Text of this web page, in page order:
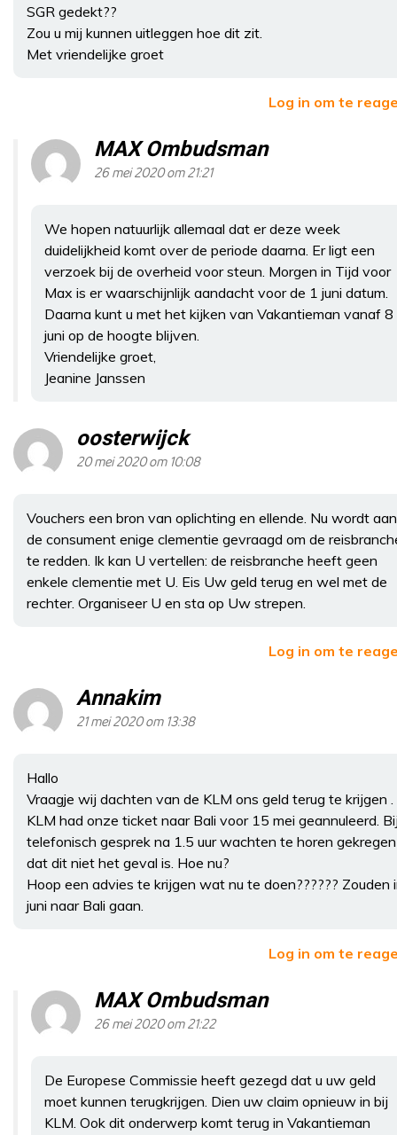
SGR gedekt??
Zou u mij kunnen uitleggen hoe dit zit.
Met vriendelijke groet
Log in om te
MAX Ombudsman
26 mei 2020 om 21:21
We hopen natuurlijk allemaal dat er deze week
duidelijkheid komt over de periode daarna. Er ligt een
verzoek bij de overheid voor steun. Morgen in Tijd voor
Max is er waarschijnlijk aandacht voor de 1 juni datum.
Daarna kunt u met het kijken van Vakantieman vanaf 8
juni op de hoogte blijven.
Vriendelijke groet,
Jeanine Janssen
oosterwijck
20 mei 2020 om 10:08
Vouchers een bron van oplichting en ellende. Nu wordt aan
de consument enige clementie gevraagd om de
te redden. Ik kan U vertellen: de reisbranche heeft geen
enkele clementie met U. Eis Uw geld terug en wel met de
rechter. Organiseer U en sta op Uw strepen.
Log in om te
Annakim
21 mei 2020 om 13:38
Hallo
Vraagje wij dachten van de KLM ons geld terug te krijgen .
KLM had onze ticket naar Bali voor 15 mei geannuleerd.
telefonisch gesprek na 1.5 uur wachten te horen gekregen
dat dit niet het geval is. Hoe nu?
Hoop een advies te krijgen wat nu te doen?????? Zouden
juni naar Bali gaan.
Log in om te
MAX Ombudsman
26 mei 2020 om 21:22
De Europese Commissie heeft gezegd dat u uw geld
moet kunnen terugkrijgen. Dien uw claim opnieuw in bij
KLM. Ook dit onderwerp komt terug in Vakantieman